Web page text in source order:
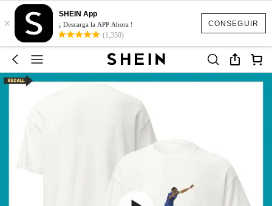
CONSEGUIR
×
SHEIN App
¡ Descarga la APP Ahora !
(1,350)